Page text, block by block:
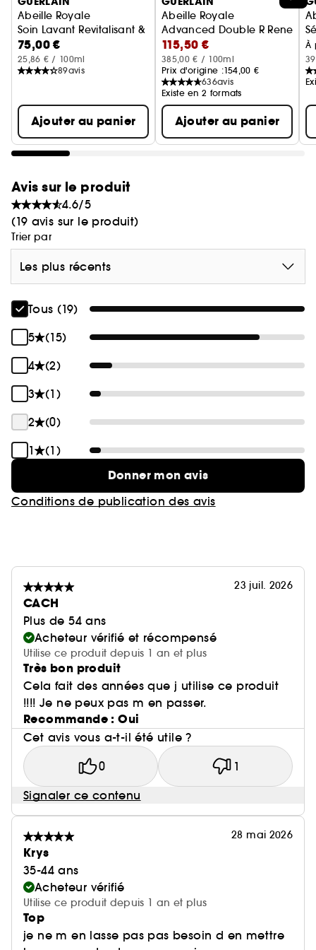
Abeille Royale
Soin Lavant Revitalisant & Fortifiant
75,00 €
25,86 € / 100ml
89avis
Ajouter au panier
Abeille Royale
Advanced Double R Renew Et
115,50 €
385,00 € / 100ml
Prix d'origine :154,00 €
636avis
Existe en 2 formats
Ajouter au panier
À
Avis sur le produit
4.6/5
(19 avis sur le produit)
Trier par
Les plus récents
Tous (19)
5
(15)
4
(2)
3
(1)
2
(0)
1
(1)
Donner mon avis
Conditions de publication des avis
23 juil. 2026
CACH
Plus de 54 ans
Acheteur vérifié et récompensé
Utilise ce produit depuis 1 an et plus
Très bon produit
Cela fait des années que j utilise ce produit
!!!! Je ne peux pas m en passer.
Recommande : Oui
Cet avis vous a-t-il été utile ?
0 1
Signaler ce contenu
28 mai 2026
Krys
35-44 ans
Acheteur vérifié
Utilise ce produit depuis 1 an et plus
Top
je ne m en lasse pas pas besoin d en mettre